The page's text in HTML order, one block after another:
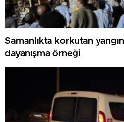
Samanlıkta korkutan
dayanışma örneği